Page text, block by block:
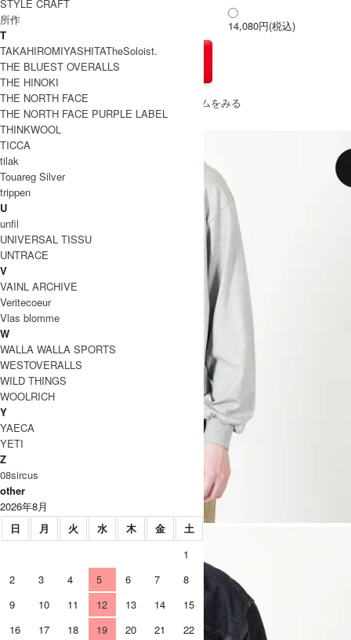
XL 14,080円(税込)
» もうすこしCaledoor (カレドアー)のアイテムをみる
STYLE CRAFT
所作
T
TAKAHIROMIYASHITATheSoloist.
THE BLUEST OVERALLS
THE HINOKI
THE NORTH FACE
THE NORTH FACE PURPLE LABEL
THINKWOOL
TICCA
tilak
Touareg Silver
trippen
U
unfil
UNIVERSAL TISSU
UNTRACE
V
VAINL ARCHIVE
Veritecoeur
Vlas blomme
W
WALLA WALLA SPORTS
WESTOVERALLS
WILD THINGS
WOOLRICH
Y
YAECA
YETI
Z
08sircus
other
2026年8月
日
月 火 水 木 金
土
1
2
3 4 5 6 7
8
9
10 11 12 13 14
15
16
17 18 19 20 21
22